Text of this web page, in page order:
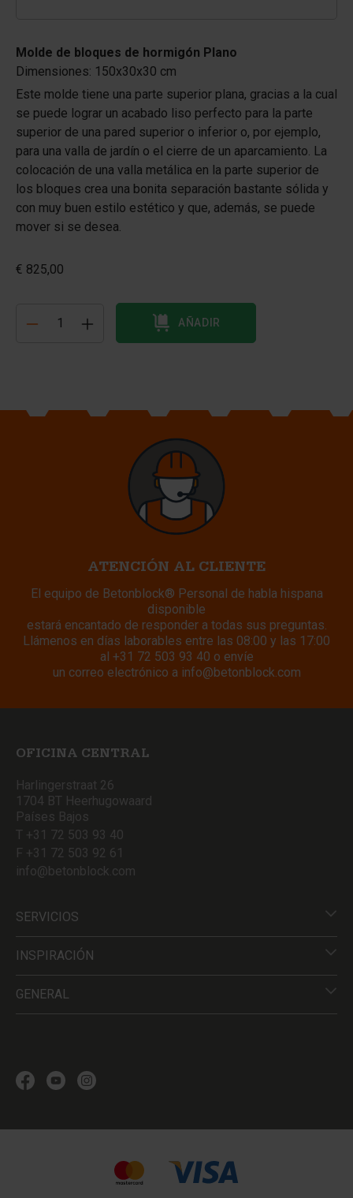
Molde de bloques de hormigón Plano
Dimensiones: 150x30x30 cm
Este molde tiene una parte superior plana, gracias a la cual
se puede lograr un acabado liso perfecto para la parte
superior de una pared superior o inferior o, por ejemplo,
para una valla de jardín o el cierre de un aparcamiento. La
colocación de una valla metálica en la parte superior de
los bloques crea una bonita separación bastante sólida y
con muy buen estilo estético y que, además, se puede
mover si se desea.
€ 825,00
AÑADIR
ATENCIÓN AL CLIENTE
El equipo de Betonblock® Personal de habla hispana
disponible
estará encantado de responder a todas sus preguntas.
Llámenos en días laborables entre las 08:00 y las 17:00
al +31 72 503 93 40 o envíe
un correo electrónico a info@betonblock.com
OFICINA CENTRAL
Harlingerstraat 26
1704 BT Heerhugowaard
Países Bajos
T +31 72 503 93 40
F +31 72 503 92 61
info@betonblock.com
SERVICIOS
INSPIRACIÓN
GENERAL